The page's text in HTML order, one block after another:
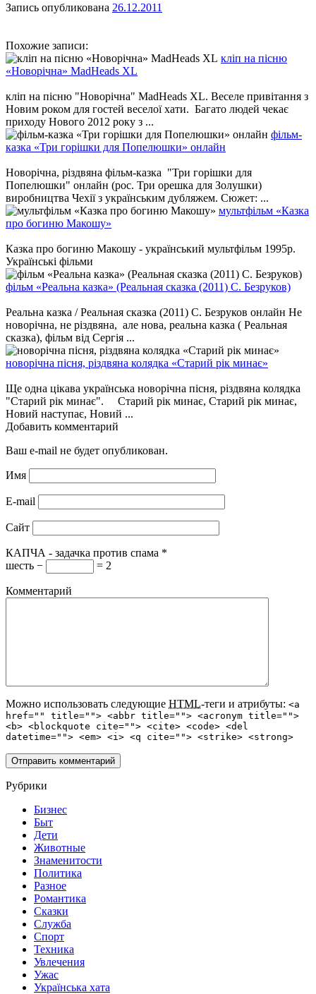
Запись опубликована 26.12.2011
Похожие записи:
кліп на пісню
«Новорічна» MadHeads XL
кліп на пісню "Новорічна" MadHeads XL. Веселе привітання з
Новим роком для гостей веселої хати. Багато людей чекає
приходу Нового 2012 року з ...
фільм-
казка «Три горішки для Попелюшки» онлайн
Новорічна, різдвяна фільм-казка "Три горішки для
Попелюшки" онлайн (рос. Три орешка для Золушки)
виробництва Чехії з українським дубляжем. Сюжет: ...
мультфільм «Казка
про богиню Макошу»
Казка про богиню Макошу - український мультфільм 1995р.
Українські фільми
фільм «Реальна казка» (Реальная сказка (2011) С. Безруков)
Реальна казка / Реальная сказка (2011) С. Безруков онлайн Не
новорічна, не різдвяна, але нова, реальна казка ( Реальная
сказка), фільм від Сергія ...
новорічна пісня, різдвяна колядка «Старий рік минає»
Ще одна цікава українська новорічна пісня, різдвяна колядка
"Старий рік минає". Старий рік минає, Старий рік минає,
Новий наступає, Новий ...
Добавить комментарий
Ваш e-mail не будет опубликован.
Имя
E-mail
Сайт
КАПЧА - задачка против спама *
шесть −
= 2
Комментарий
Можно использовать следующие HTML-теги и атрибуты: <a
href="" title=""> <abbr title=""> <acronym title="">
<b> <blockquote cite=""> <cite> <code> <del
datetime=""> <em> <i> <q cite=""> <strike> <strong>
Рубрики
Бизнес
Быт
Дети
Животные
Знаменитости
Политика
Разное
Романтика
Сказки
Служба
Спорт
Техника
Увлечения
Ужас
Українська хата